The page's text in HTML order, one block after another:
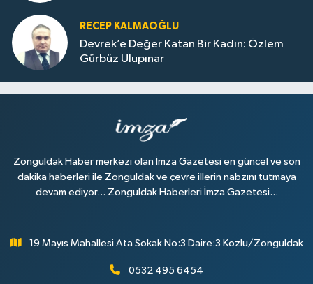
RECEP KALMAOĞLU
Devrek’e Değer Katan Bir Kadın: Özlem
Gürbüz Ulupınar
Zonguldak Haber merkezi olan İmza Gazetesi en güncel ve son
dakika haberleri ile Zonguldak ve çevre illerin nabzını tutmaya
devam ediyor... Zonguldak Haberleri İmza Gazetesi...
19 Mayıs Mahallesi Ata Sokak No:3 Daire:3 Kozlu/Zonguldak
0532 495 6454